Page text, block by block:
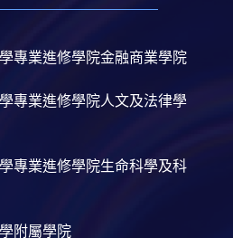
專業進修學院金融商業學院
專業進修學院人文及法律學
專業進修學院生命科學及科
附屬學院